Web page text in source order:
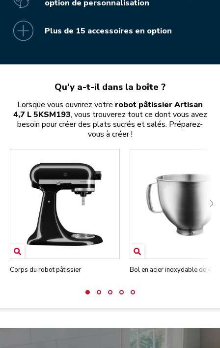
option de personnalisation
Plus de 15 accessoires en option
Qu’y a-t-il dans la boîte ?
Lorsque vous ouvrirez votre robot pâtissier Artisan
4,7 L 5KSM193, vous trouverez tout ce dont vous avez
besoin pour créer des plats sucrés et salés. Préparez-
vous à créer !
Corps du robot pâtissier Bol en acier inoxydable de 4,7